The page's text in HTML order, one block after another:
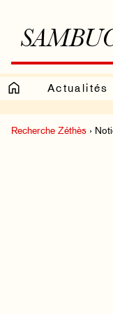
Actualités
Recherche Zéthès ›